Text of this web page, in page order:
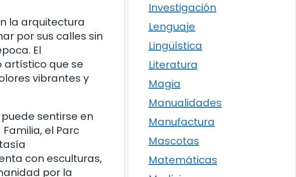
la arquitectura
por sus calles sin
El
artístico que se
vibrantes y
sentirse en
el Parc
con esculturas,
por la
Investigación
Lenguaje
Lingüística
Literatura
Magia
Manualidades
Manufactura
Mascotas
Matemáticas